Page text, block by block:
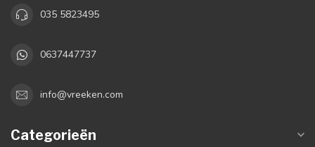
035 5823495
0637447737
info@vreeken.com
Categorieën